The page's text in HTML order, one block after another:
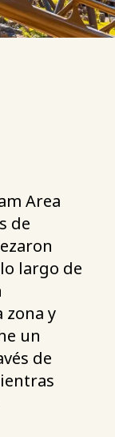
Area
de
largo de
zona y
un
de